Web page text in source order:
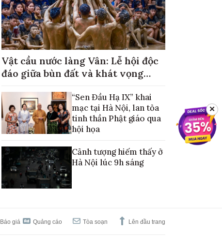
Vật cầu nước làng Vân: Lễ hội độc
đáo giữa bùn đất và khát vọng
“Sen Đầu Hạ IX” khai
mạc tại Hà Nội, lan tỏa
tinh thần Phật giáo qua
hội họa
Cảnh tượng hiếm thấy ở
Hà Nội lúc 9h sáng
Báo giá Quảng cáo Tòa soạn Lên đầu trang
✕